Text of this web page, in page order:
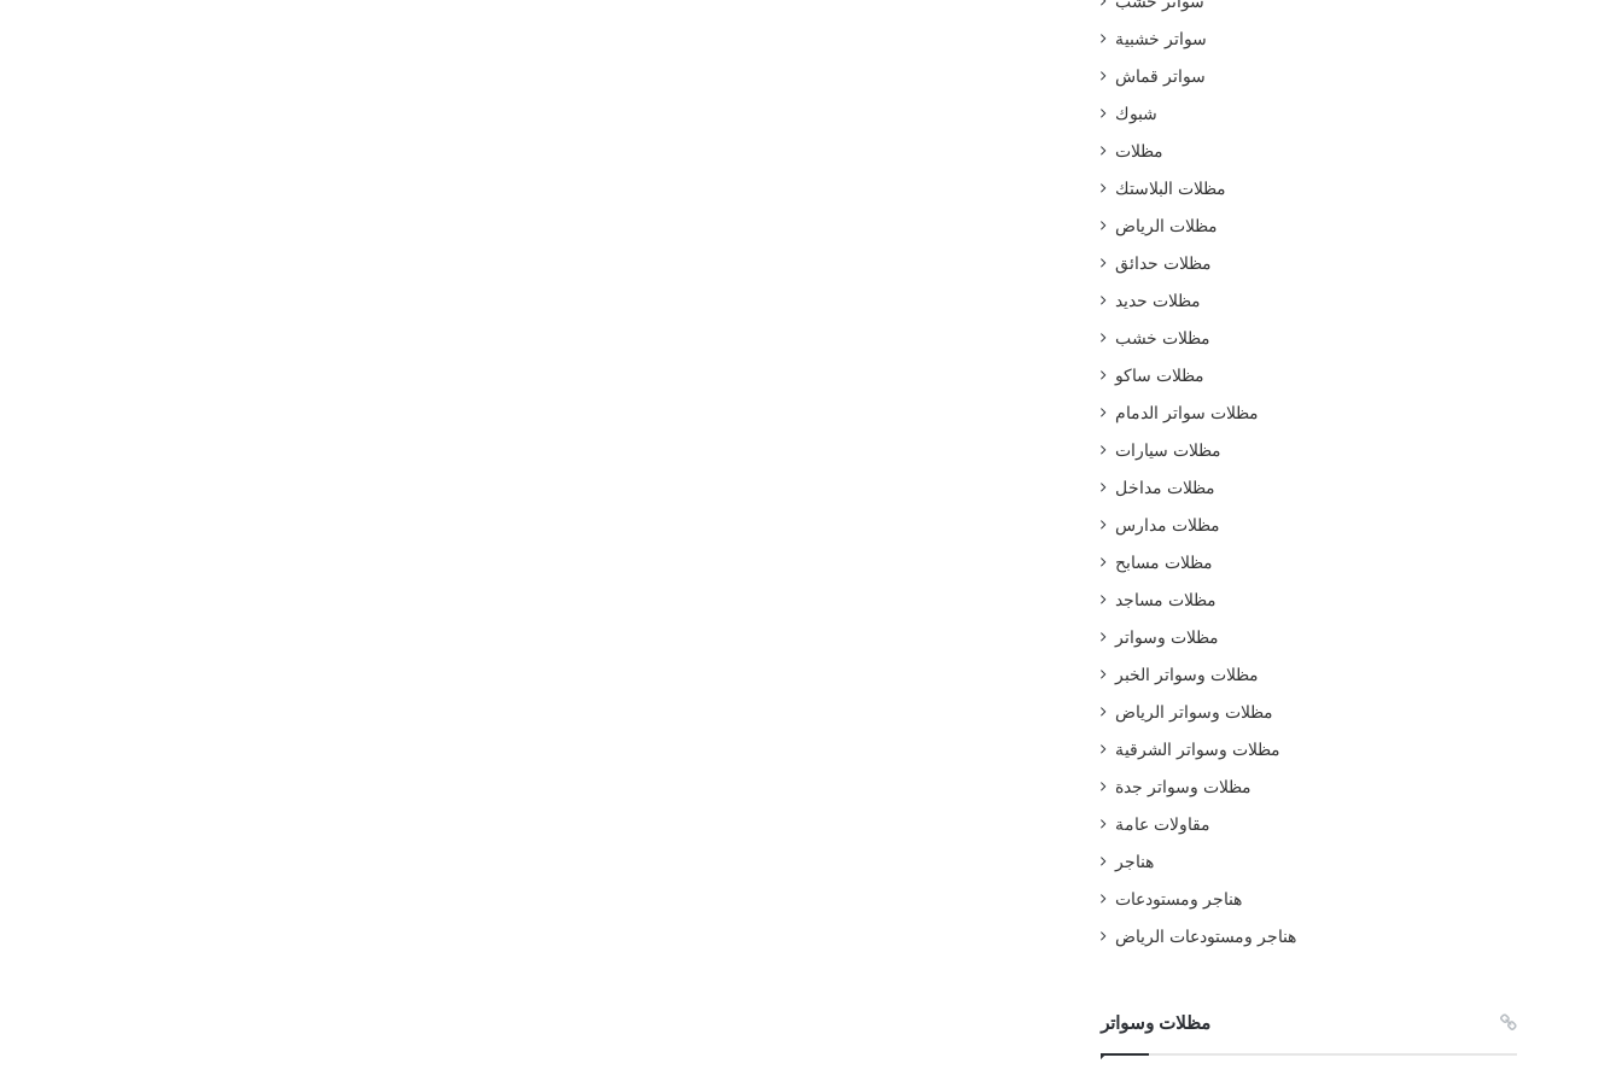
سواتر خشبية
سواتر قماش
شبوك
مظلات
مظلات البلاستك
مظلات الرياض
مظلات حدائق
مظلات حديد
مظلات خشب
مظلات ساكو
مظلات سواتر الدمام
مظلات سيارات
مظلات مداخل
مظلات مدارس
مظلات مسابح
مظلات مساجد
مظلات وسواتر
مظلات وسواتر الخبر
مظلات وسواتر الرياض
مظلات وسواتر الشرقية
مظلات وسواتر جدة
مقاولات عامة
هناجر
هناجر ومستودعات
هناجر ومستودعات الرياض
مظلات وسواتر